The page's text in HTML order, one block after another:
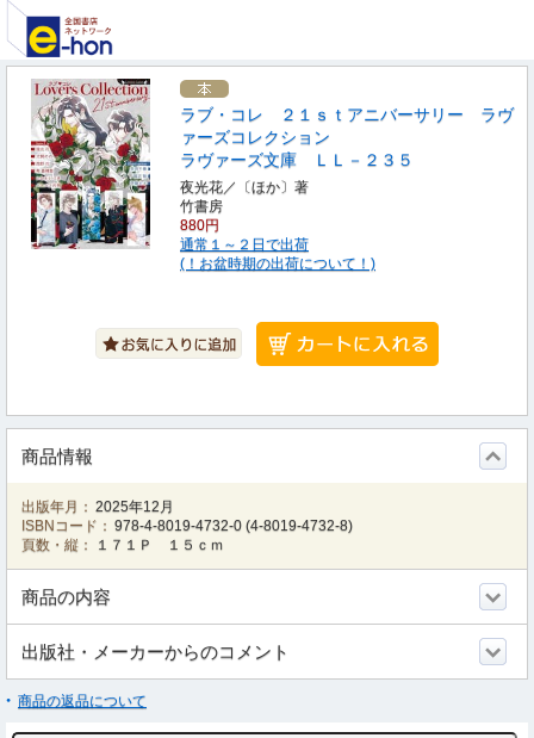
ラブ・コレ ２１ｓｔアニバーサリー ラヴ
ァーズコレクション
ラヴァーズ文庫 ＬＬ－２３５
夜光花／〔ほか〕著
竹書房
880円
通常１～２日で出荷
(！お盆時期の出荷について！)
商品情報
出版年月： 2025年12月
ISBNコード： 978-4-8019-4732-0 (4-8019-4732-8)
頁数・縦：
１７１Ｐ １５ｃｍ
商品の内容
出版社・メーカーからのコメント
商品の返品について